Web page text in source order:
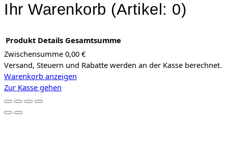
Ihr Warenkorb (Artikel: 0)
Produkte
im
Warenkorb
Produkt Details Gesamtsumme
Zwischensumme 0,00 €
Versand, Steuern und Rabatte werden an der Kasse berechnet.
Warenkorb anzeigen
Zur Kasse gehen